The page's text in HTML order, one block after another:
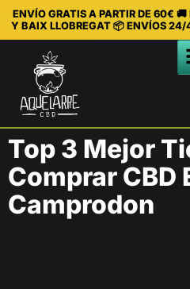
ENVÍO GRATIS A PARTIR DE 60€
Y BAIX LLOBREGAT 📦 ENVÍOS
Top 3 Mejor
Comprar CBD
Camprodon